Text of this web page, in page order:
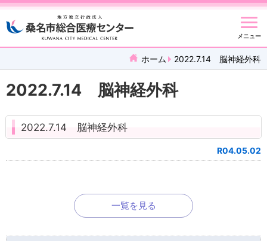
メニュー
ホーム 2022.7.14 脳神経外科
2022.7.14 脳神経外科
2022.7.14 脳神経外科
R04.05.02
一覧を見る